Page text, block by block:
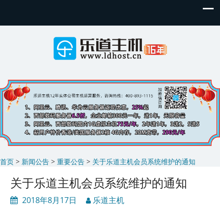
首页 > 新闻公告 > 重要公告 > 关于乐道主机会员系统维护的通知
关于乐道主机会员系统维护的通知
2018年8月17日 乐道主机